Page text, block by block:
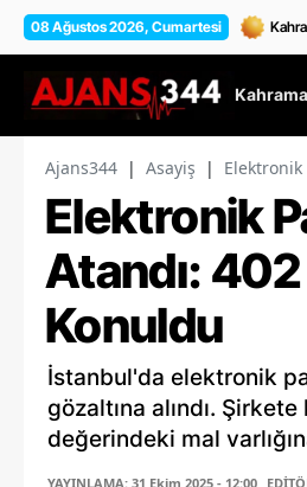
08 Ağustos 2026, Cumartesi
Ajans344 | Asayiş | Elektronik
Elektronik
Atandı:
Konuldu
İstanbul'da elektronik
gözaltına alındı.
değerindeki mal
YAYINLAMA: 31 Ekim 2025 - 12:00